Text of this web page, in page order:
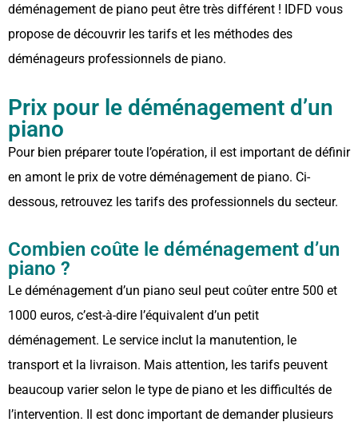
déménagement de piano peut être très différent ! IDFD vous
propose de découvrir les tarifs et les méthodes des
déménageurs professionnels de piano.
Prix pour le déménagement d’un
piano
Pour bien préparer toute l’opération, il est important de définir
en amont le prix de votre déménagement de piano. Ci-
dessous, retrouvez les tarifs des professionnels du secteur.
Combien coûte le déménagement d’un
piano ?
Le déménagement d’un piano seul peut coûter entre 500 et
1000 euros, c’est-à-dire l’équivalent d’un petit
déménagement. Le service inclut la manutention, le
transport et la livraison. Mais attention, les tarifs peuvent
beaucoup varier selon le type de piano et les difficultés de
l’intervention. Il est donc important de demander plusieurs